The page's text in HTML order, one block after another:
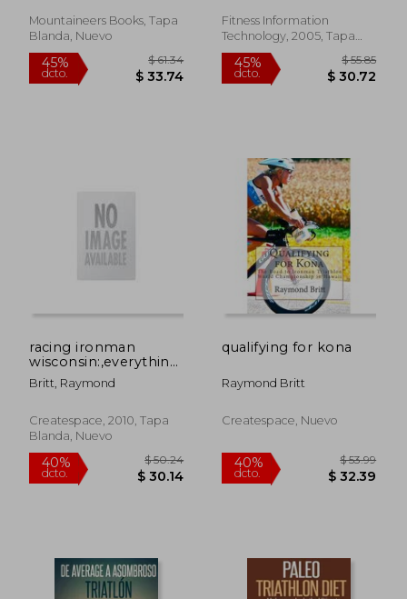
Mountaineers Books, Tapa
Blanda, Nuevo
Fitness Information
Technology, 2005, Tapa
Blanda, Nuevo
45%
dcto.
racing ironman
wisconsin:,everything
you need to know
(en Inglés)
Britt, Raymond
Createspace, 2010, Tapa
Blanda, Nuevo
qualifying for kona
Raymond Britt
Createspace, Nuevo